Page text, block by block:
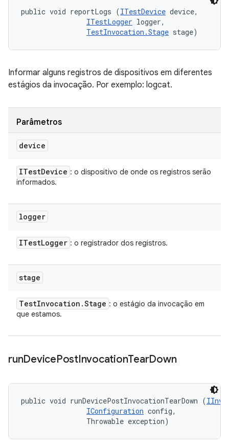
public void reportLogs (ITestDevice device,
ITestLogger logger,
TestInvocation.Stage stage)
Informar alguns registros de dispositivos em diferentes
estágios da invocação. Por exemplo: logcat.
Parâmetros
device
ITestDevice : o dispositivo de onde os registros serão
informados.
logger
ITestLogger : o registrador dos registros.
stage
TestInvocation .Stage : o estágio da invocação em
que estamos.
runDevicePostInvocationTearDown
public void runDevicePostInvocationTearDown (
IConfiguration config,
                Throwable exception)